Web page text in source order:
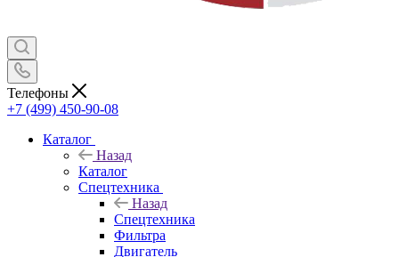
Телефоны
+7 (499) 450-90-08
Каталог
Назад
Каталог
Спецтехника
Назад
Спецтехника
Фильтра
Двигатель